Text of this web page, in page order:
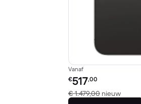
Vanaf
Refurbished prijs:
€517,00
€ 1.479,00 nieuw